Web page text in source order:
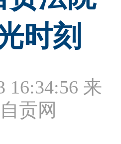
时刻
16:34:56 来
贡网